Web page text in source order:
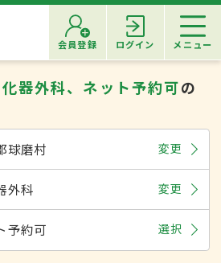
会員登録 ログイン メニュー
器外科、ネット予約可の
球磨村 変更
外科 変更
予約可 選択